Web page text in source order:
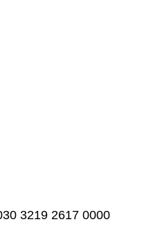
3219 2617 0000